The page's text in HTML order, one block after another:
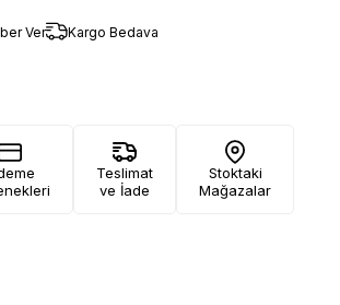
Ver Kargo Bedava
Teslimat
ve İade
Stoktaki
Mağazalar